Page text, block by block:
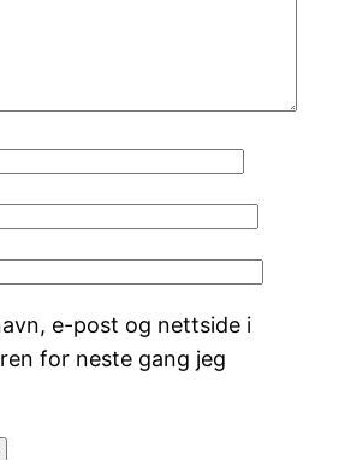
e-post og nettside i
for neste gang jeg